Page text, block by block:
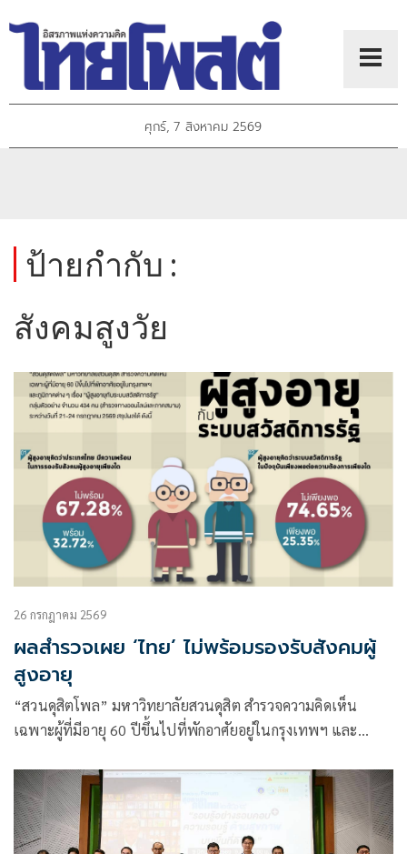
ศุกร์, 7 สิงหาคม 2569
ป้ายกำกับ :
สังคมสูงวัย
26 กรกฎาคม 2569
ผลสำรวจเผย ‘ไทย’ ไม่พร้อมรองรับสังคมผู้
สูงอายุ
“สวนดุสิตโพล” มหาวิทยาลัยสวนดุสิต สำรวจความคิดเห็น
เฉพาะผู้ที่มีอายุ 60 ปีขึ้นไปที่พักอาศัยอยู่ในกรุงเทพฯ และ